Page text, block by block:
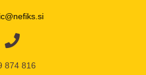
874 816